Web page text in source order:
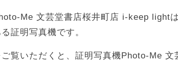
Me 文芸堂書店桜井町店 i-keep light
証明写真機です。
ご覧いただくと、証明写真機Photo-Me